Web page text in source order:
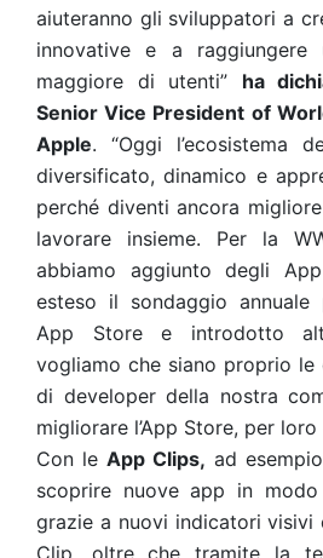
aiuteranno gli sviluppatori a
innovative e a raggiungere
maggiore di utenti” ha
Senior Vice President of
Apple. “Oggi l’ecosistema
diversificato, dinamico e
perché diventi ancora
lavorare insieme. Per la
abbiamo aggiunto degli
esteso il sondaggio
App Store e introdotto
vogliamo che siano proprio le
di developer della nostra
migliorare l’App Store, per
Con le App Clips, ad
scoprire nuove app in
grazie a nuovi indicatori visivi
Clip, oltre che tramite la